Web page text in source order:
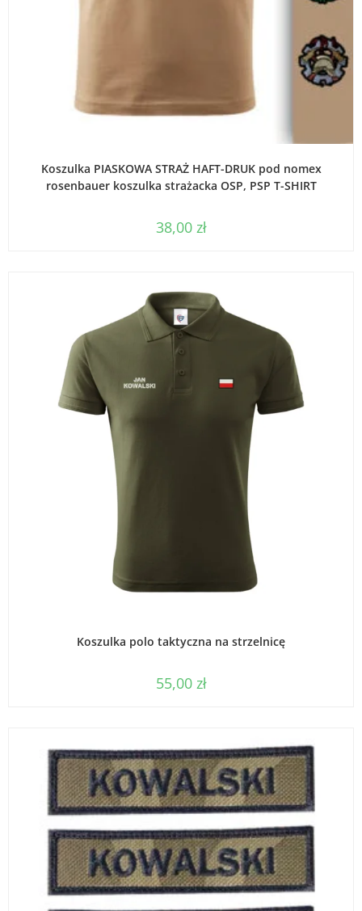
WYBIERZ OPCJE
Koszulka PIASKOWA STRAŻ HAFT-DRUK pod nomex
rosenbauer koszulka strażacka OSP, PSP T-SHIRT
38,00 zł
Koszulka polo taktyczna na strzelnicę
55,00 zł